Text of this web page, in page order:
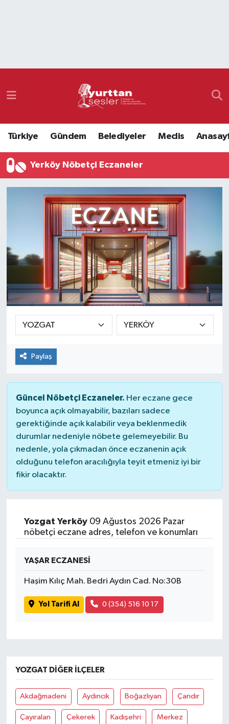
Türkiye Gündem Belediyeler Meclis
Yerköy Nöbetçi Eczaneler
Paylaş
Güncel Nöbetçi Eczaneler. Her eczane gece
boyunca açık olmayabilir, bazıları sadece
gerektiğinde açık kalabilir veya beklenmedik
durumlar nedeniyle nöbete gelemeyebilir. Bu
nedenle, yola çıkmadan önce eczanenin açık
olduğunu telefon aracılığıyla teyit etmeniz iyi bir
fikir olacaktır.
Yozgat Yerköy09 Ağustos 2026 Pazar
nöbetçi eczane adres, telefon ve konumları
YAŞAR ECZANESİ
Haşim Kılıç Mah. Bedri Aydın Cad. No:30B
Yol Tarifi Al 0 (354) 516 10 17
YOZGAT DIĞER İLÇELER
Akdağmadeni Aydıncık Boğazlıyan Çandır
Çayıralan Çekerek Kadışehri Merkez
Namaz Vakitleri
Süper Lig Puan Durumu ve Fikstür
Tüm Manşetler
Son Dakika Haberleri
Haber Arşivi